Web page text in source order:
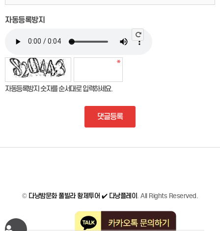
자동등록방지
자동등록방지 숫자를 순서대로 입력하세요.
댓글등록
© 다낭밤문화 풀빌라 황제투어 ✔️ 다낭플레이 . All Rights Reserved.